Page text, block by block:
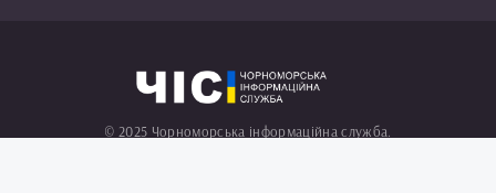
© 2025 Чорноморська інформаційна служба.